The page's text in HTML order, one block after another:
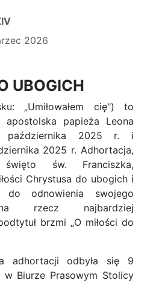
2026
UBOGICH
„Umiłowałem cię") to
apostolska papieża Leona
października 2025 r. i
2025 r. Adhortacja,
św. Franciszka,
Chrystusa do ubogich i
do odnowienia swojego
na rzecz najbardziej
brzmi „O miłości do
adhortacji odbyła się 9
Biurze Prasowym Stolicy